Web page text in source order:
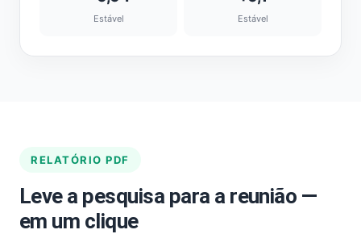
Estável Estável
RELATÓRIO PDF
Leve a pesquisa para a reunião —
em um clique